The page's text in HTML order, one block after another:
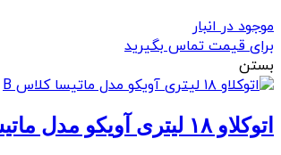
موجود در انبار
برای قیمت تماس بگیرید
بستن
اتوكلاو ١٨ ليتری آویکو مدل ماتيسا كلاس B